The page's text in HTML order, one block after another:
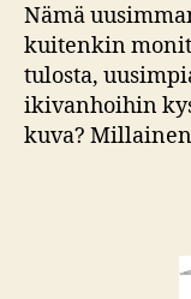
Nämä
kuitenkin
tulosta,
ikivanhoihin
kuva?